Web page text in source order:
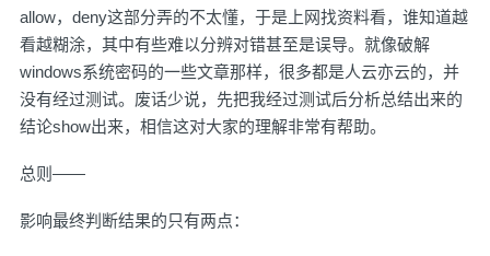
allow，deny这部分弄的不太懂，于是上网找资料看，谁知道越
看越糊涂，其中有些难以分辨对错甚至是误导。就像破解
windows系统密码的一些文章那样，很多都是人云亦云的，并
没有经过测试。废话少说，先把我经过测试后分析总结出来的
结论show出来，相信这对大家的理解非常有帮助。
总则——
影响最终判断结果的只有两点：